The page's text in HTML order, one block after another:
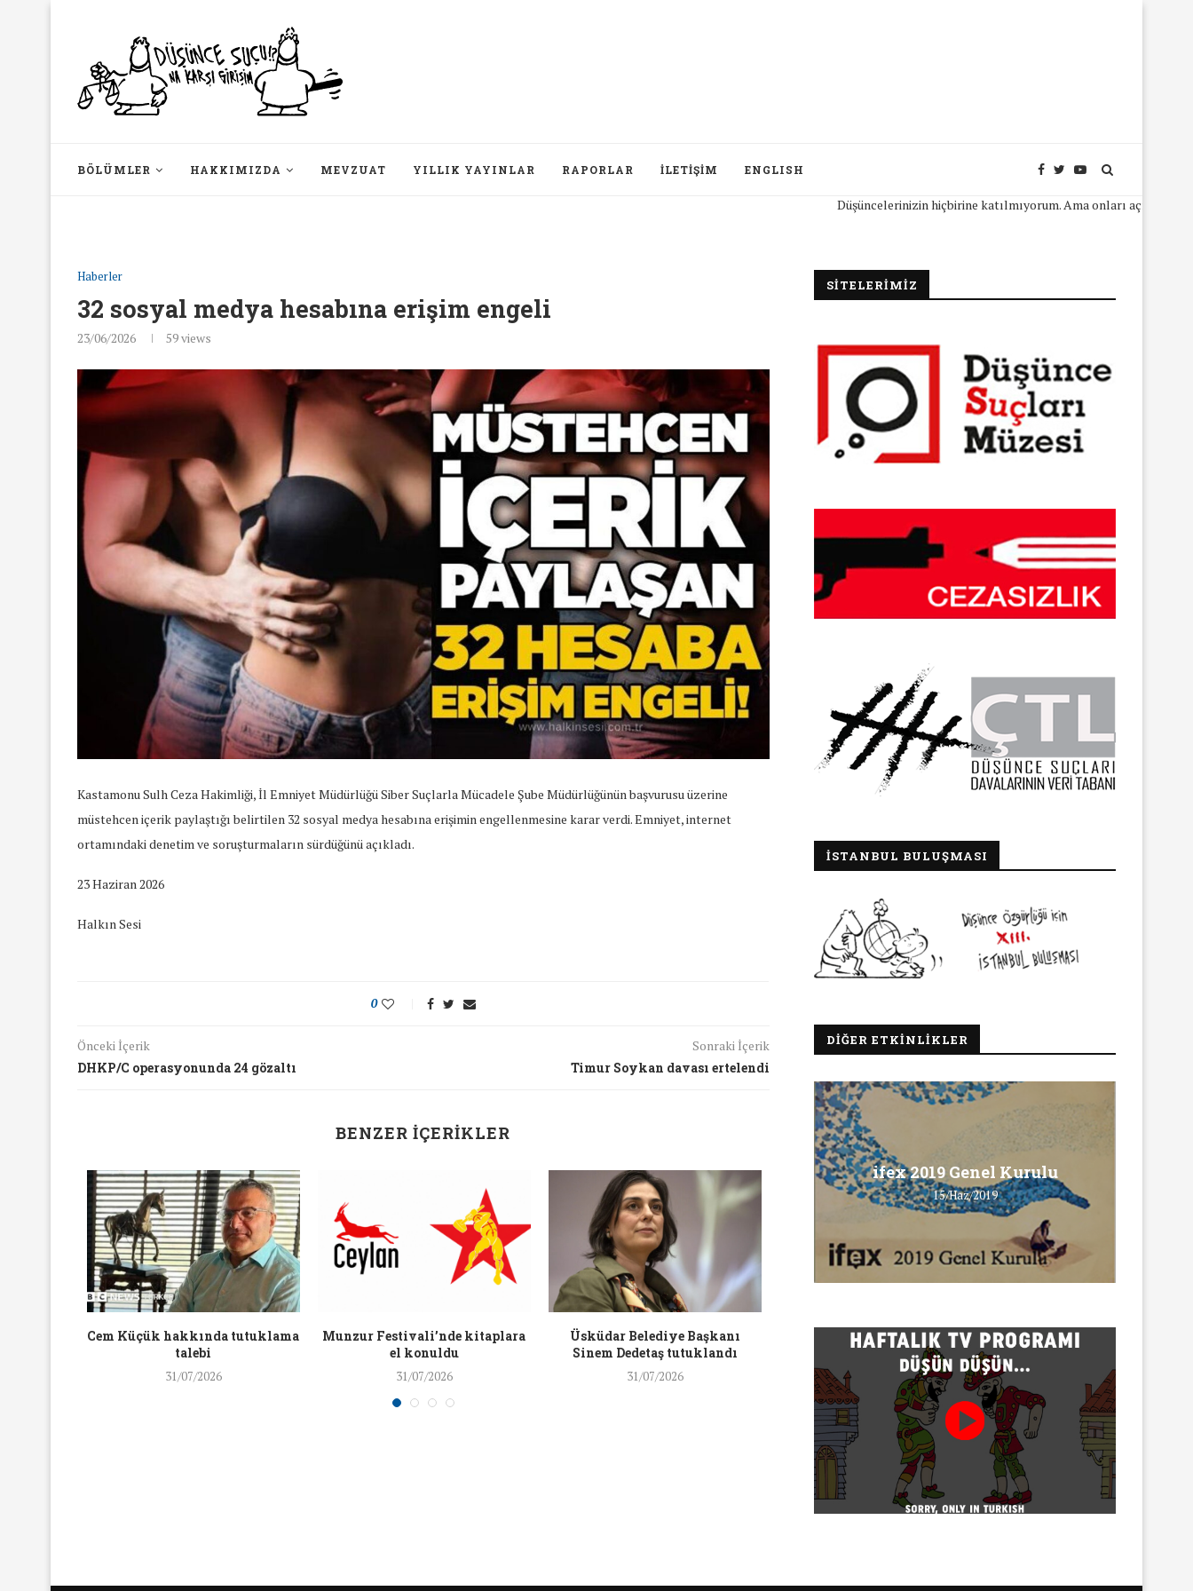
BÖLÜMLER HAKKIMIZDA MEVZUAT YILLIK YAYINLAR RAPORLAR İLETIŞIM ENGLISH
Düşüncelerinizin hiçbirine katılmıyorum. Ama onları açıkça ifade
Haberler
32 sosyal medya hesabına erişim engeli
23/06/2026 59views
Kastamonu Sulh Ceza Hakimliği, İl Emniyet Müdürlüğü Siber Suçlarla Mücadele Şube Müdürlüğünün başvurusu üzerine
müstehcen içerik paylaştığı belirtilen 32 sosyal medya hesabına erişimin engellenmesine karar verdi. Emniyet, internet
ortamındaki denetim ve soruşturmaların sürdüğünü açıkladı.
23 Haziran 2026
Halkın Sesi
0
Önceki İçerik
DHKP/C operasyonunda 24 gözaltı
Sonraki İçerik
Timur Soykan davası ertelendi
BENZER İÇERIKLER
Cem Küçük hakkında tutuklama
talebi
31/07/2026
Munzur Festivali’nde kitaplara
el konuldu
31/07/2026
Üsküdar Belediye Başkanı
Sinem Dedetaş tutuklandı
31/07/2026
JINNEWS’in Türkçe X hesabına
erişim engeli
30/07/2026
Gazeteci Sema Bingöl ve
hakkında soruşturma
30/07/2026
SİTELERİMİZ
İSTANBUL BULUŞMASI
DIĞER ETKINLIKLER
Konuştuk
19/Mar/2018
Konuştuk
26/Şub/2018
ifex 2019 Genel Kurulu
15/Haz/2019